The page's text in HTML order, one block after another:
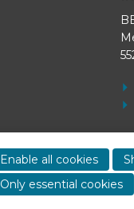
Enable all cookies
Only essential cookies